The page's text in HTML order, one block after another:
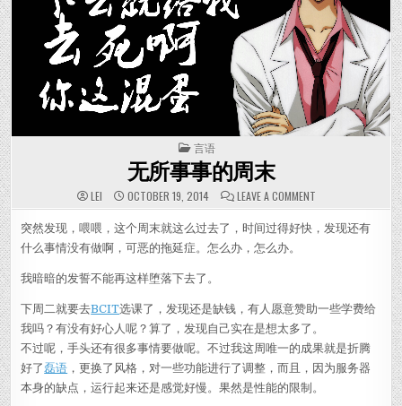
POSTED IN
言语
无所事事的周末
LEI OCTOBER 19, 2014 LEAVE A COMMENT ON 无所事事的周
突然发现，喂喂，这个周末就这么过去了，时间过得好快，发现还有
什么事情没有做啊，可恶的拖延症。怎么办，怎么办。
我暗暗的发誓不能再这样堕落下去了。
下周二就要去BCIT选课了，发现还是缺钱，有人愿意赞助一些学费给
我吗？有没有好心人呢？算了，发现自己实在是想太多了。
不过呢，手头还有很多事情要做呢。不过我这周唯一的成果就是折腾
好了磊语 ，更换了风格，对一些功能进行了调整，而且，因为服务器
本身的缺点，运行起来还是感觉好慢。果然是性能的限制。